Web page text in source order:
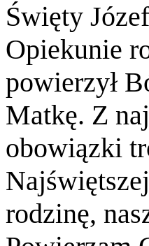
Święty
Opiekunie
powierzył
Matkę. Z
obowiązki
rodzinę,